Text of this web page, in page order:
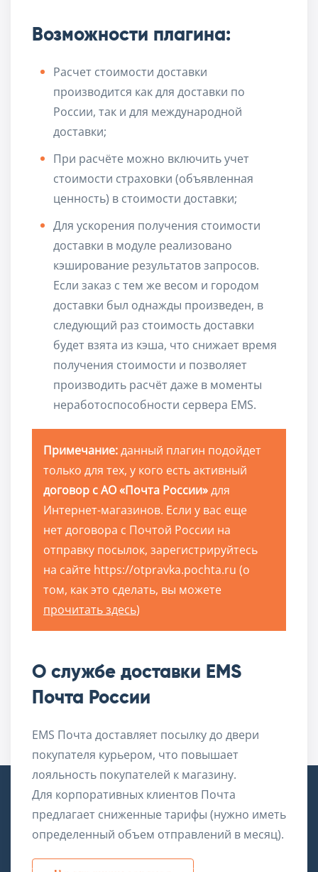
Возможности плагина:
Расчет стоимости доставки
производится как для доставки по
России, так и для международной
доставки;
При расчёте можно включить учет
стоимости страховки (объявленная
ценность) в стоимости доставки;
Для ускорения получения стоимости
доставки в модуле реализовано
кэширование результатов запросов.
Если заказ с тем же весом и городом
доставки был однажды произведен, в
следующий раз стоимость доставки
будет взята из кэша, что снижает время
получения стоимости и позволяет
производить расчёт даже в моменты
неработоспособности сервера EMS.
Примечание:данный плагин подойдет
только для тех, у кого есть активный
договор с АО «Почта России»для
Интернет-магазинов. Если у вас еще
нет договора с Почтой России на
отправку посылок, зарегистрируйтесь
на сайте https://otpravka.pochta.ru (о
том, как это сделать, вы можете
прочитать здесь)
О службе доставки EMS
Почта России
EMS Почта доставляет посылку до двери
покупателя курьером, что повышает
лояльность покупателей к магазину.
Для корпоративных клиентов Почта
предлагает сниженные тарифы (нужно иметь
определенный объем отправлений в месяц).
SovMart – место, где создаются и продаются
расширения для Joomla!
Российский дата-центр, сервера в аренду: